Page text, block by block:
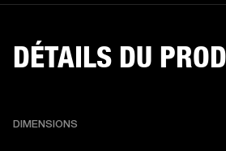
DÉTAILS DU
DIMENSIONS